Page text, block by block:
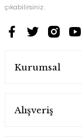
çıkabilirsiniz.
Kurumsal
Alışveriş